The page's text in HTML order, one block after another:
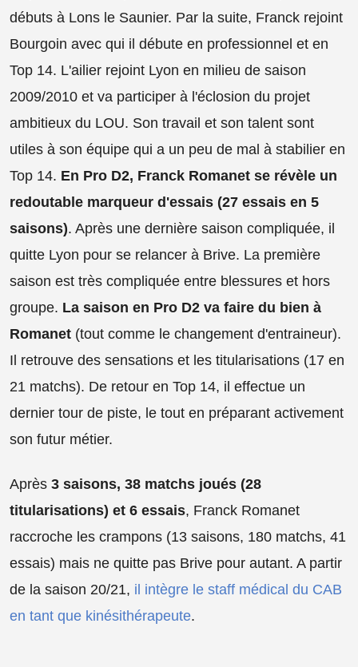
débuts à Lons le Saunier. Par la suite, Franck rejoint
Bourgoin avec qui il débute en professionnel et en
Top 14. L'ailier rejoint Lyon en milieu de saison
2009/2010 et va participer à l'éclosion du projet
ambitieux du LOU. Son travail et son talent sont
utiles à son équipe qui a un peu de mal à stabilier en
Top 14. En Pro D2, Franck Romanet se révèle un
redoutable marqueur d'essais (27 essais en 5
saisons). Après une dernière saison compliquée, il
quitte Lyon pour se relancer à Brive. La première
saison est très compliquée entre blessures et hors
groupe. La saison en Pro D2 va faire du bien à
Romanet (tout comme le changement d'entraineur).
Il retrouve des sensations et les titularisations (17 en
21 matchs). De retour en Top 14, il effectue un
dernier tour de piste, le tout en préparant activement
son futur métier.
Après 3 saisons, 38 matchs joués (28
titularisations) et 6 essais, Franck Romanet
raccroche les crampons (13 saisons, 180 matchs, 41
essais) mais ne quitte pas Brive pour autant. A partir
de la saison 20/21, il intègre le staff médical du CAB
en tant que kinésithérapeute.